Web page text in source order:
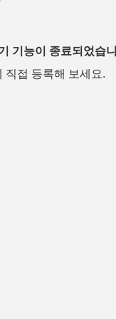
기능이 종료되었습
직접 등록해 보세요.